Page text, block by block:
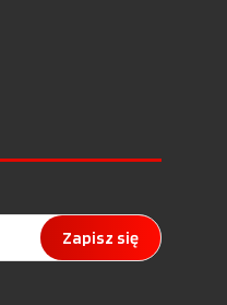
Zapisz się